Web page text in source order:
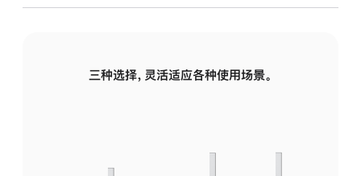
三种选择，灵活适应各种使用场景。